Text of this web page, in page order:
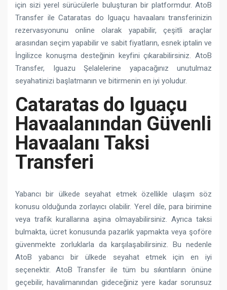
için sizi yerel sürücülerle buluşturan bir platformdur. AtoB
Transfer ile Cataratas do Iguaçu havaalanı transferinizin
rezervasyonunu online olarak yapabilir, çeşitli araçlar
arasından seçim yapabilir ve sabit fiyatların, esnek iptalin ve
İngilizce konuşma desteğinin keyfini çıkarabilirsiniz. AtoB
Transfer, Iguazu Şelalelerine yapacağınız unutulmaz
seyahatinizi başlatmanın ve bitirmenin en iyi yoludur.
Cataratas do Iguaçu
Havaalanından Güvenli
Havaalanı Taksi
Transferi
Yabancı bir ülkede seyahat etmek özellikle ulaşım söz
konusu olduğunda zorlayıcı olabilir. Yerel dile, para birimine
veya trafik kurallarına aşina olmayabilirsiniz. Ayrıca taksi
bulmakta, ücret konusunda pazarlık yapmakta veya şoföre
güvenmekte zorluklarla da karşılaşabilirsiniz. Bu nedenle
AtoB yabancı bir ülkede seyahat etmek için en iyi
seçenektir. AtoB Transfer ile tüm bu sıkıntıların önüne
geçebilir, havalimanından gideceğiniz yere kadar sorunsuz